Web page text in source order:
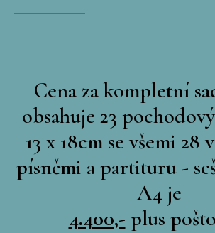
Cena za kompletní
obsahuje 23
13 x 18cm se všemi 28
písněmi a partituru -
A4 je
4.400,- plus